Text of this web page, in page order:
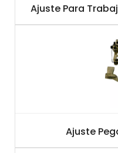
Ajuste Para
Ajuste